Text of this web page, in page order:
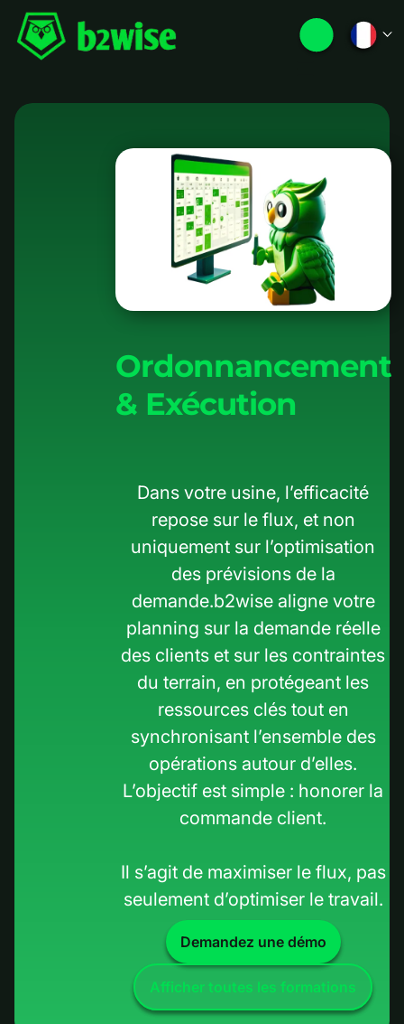
Ordonnancement
& Exécution
Dans votre usine, l’efficacité
repose sur le flux, et non
uniquement sur l’optimisation
des prévisions de la
demande.b2wise aligne votre
planning sur la demande réelle
des clients et sur les contraintes
du terrain, en protégeant les
ressources clés tout en
synchronisant l’ensemble des
opérations autour d’elles.
L’objectif est simple : honorer la
commande client.
Il s’agit de maximiser le flux, pas
seulement d’optimiser le travail.
Demandez une démo
Afficher toutes les formations